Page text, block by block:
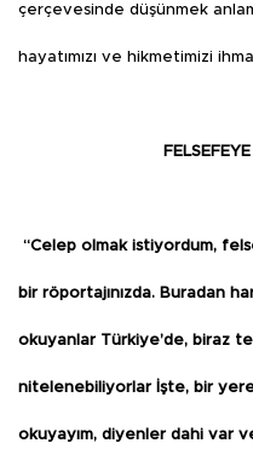
çerçevesinde düşünmek
hayatımızı ve hikmetimizi
“Celep olmak istiyordum,
bir röportajınızda. Buradan
okuyanlar Türkiye’de, biraz
nitelenebiliyorlar İşte, bir
okuyayım, diyenler dahi var